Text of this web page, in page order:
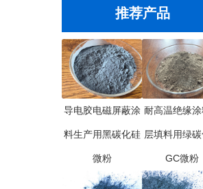
推荐产品
导电胶电磁屏蔽涂
料生产用黑碳化硅
微粉
耐高温绝缘
层填料用绿
GC微粉